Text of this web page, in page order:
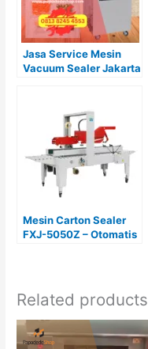
Jasa Service Mesin
Vacuum Sealer Jakarta
Mesin Carton Sealer
FXJ-5050Z – Otomatis
Related products